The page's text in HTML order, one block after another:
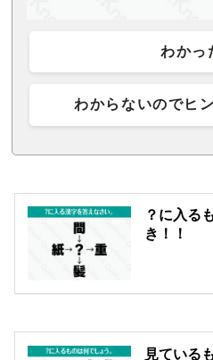
わかっ
わからないのでヒ
？に入る
き！！
見ている